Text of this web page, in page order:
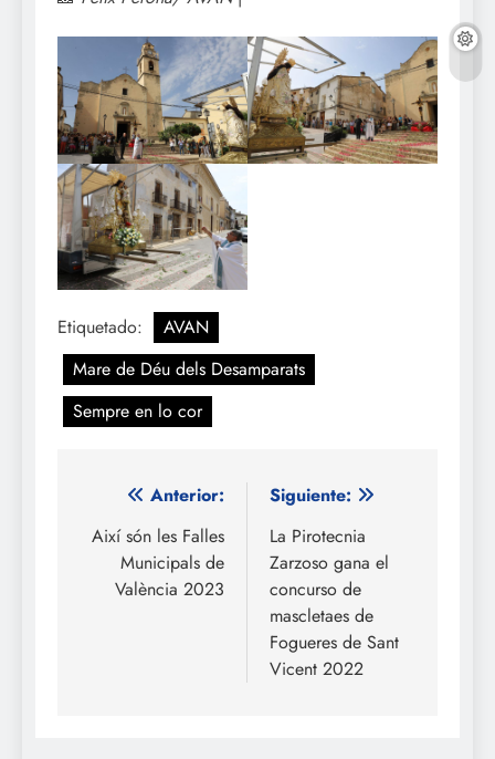
Etiquetado:
AVAN
Mare de Déu dels Desamparats
Sempre en lo cor
Navegación
de
entradas
Anterior:
Així són les Falles
Municipals de
València 2023
Siguiente:
La Pirotecnia
Zarzoso gana el
concurso de
mascletaes de
Fogueres de Sant
Vicent 2022